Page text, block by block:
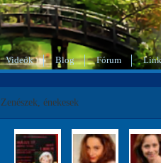
Videók Blog Fórum
Zenészek, énekesek